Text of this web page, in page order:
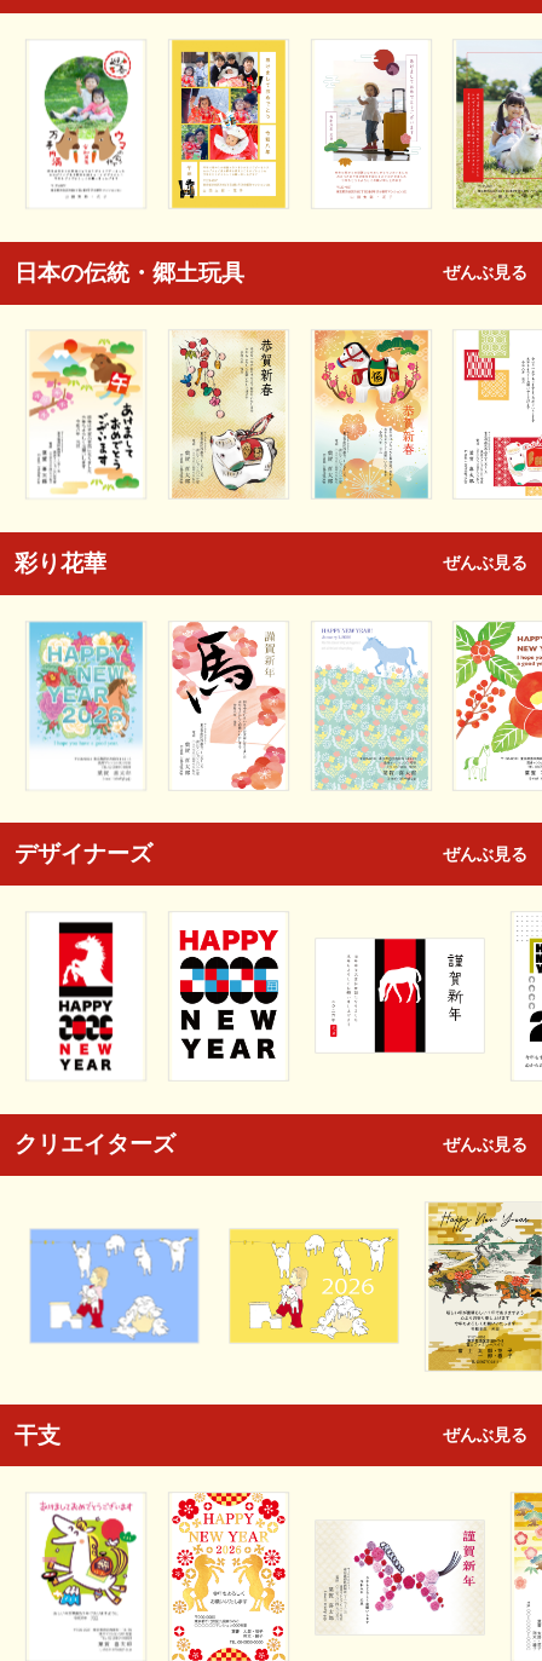
日本の伝統・郷土玩具 ぜんぶ見る
彩り花華 ぜんぶ見る
デザイナーズ ぜんぶ見る
クリエイターズ ぜんぶ見る
干支 ぜんぶ見る